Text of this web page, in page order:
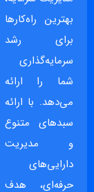
بهترین راه‌کارها
برای رشد
سرمایه‌گذاری
شما را ارائه
می‌دهد. با ارائه
سبدهای متنوع
و مدیریت
دارایی‌های
حرفه‌ای، هدف